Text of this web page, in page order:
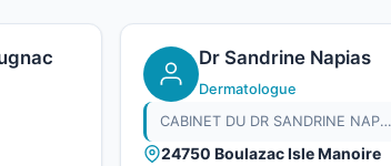
Dr Sandrine Napias
Dermatologue
CABINET DU DR SANDRINE NAPIAS
24750 Boulazac Isle Manoire